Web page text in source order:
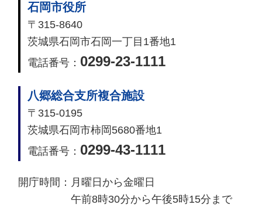
石岡市役所
〒315-8640
茨城県石岡市石岡一丁目1番地1
電話番号： 0299-23-1111
八郷総合支所複合施設
〒315-0195
茨城県石岡市柿岡5680番地1
電話番号： 0299-43-1111
開庁時間： 月曜日から金曜日
午前8時30分から午後5時15分まで